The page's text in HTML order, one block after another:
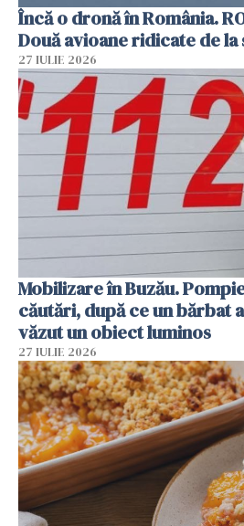
Încă o dronă în România.
Două avioane ridicate de la
27 IULIE 2026
Mobilizare în Buzău.
căutări, după ce un bărbat a
văzut un obiect luminos
27 IULIE 2026